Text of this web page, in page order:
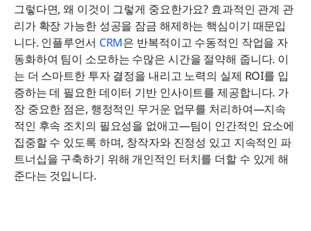
그렇다면, 왜 이것이 그렇게 중요한가요? 효과적인 관계 관
리가 확장 가능한 성공을 잠금 해제하는 핵심이기 때문입
니다. 인플루언서 CRM은 반복적이고 수동적인 작업을 자
동화하여 팀이 소모하는 수많은 시간을 절약해 줍니다. 이
는 더 스마트한 투자 결정을 내리고 노력의 실제 ROI를 입
증하는 데 필요한 데이터 기반 인사이트를 제공합니다. 가
장 중요한 점은, 행정적인 무거운 업무를 처리하여—지속
적인 후속 조치의 필요성을 없애고—팀이 인간적인 요소에
집중할 수 있도록 하며, 창작자와 진정성 있고 지속적인 파
트너십을 구축하기 위해 개인적인 터치를 더할 수 있게 해
준다는 것입니다.